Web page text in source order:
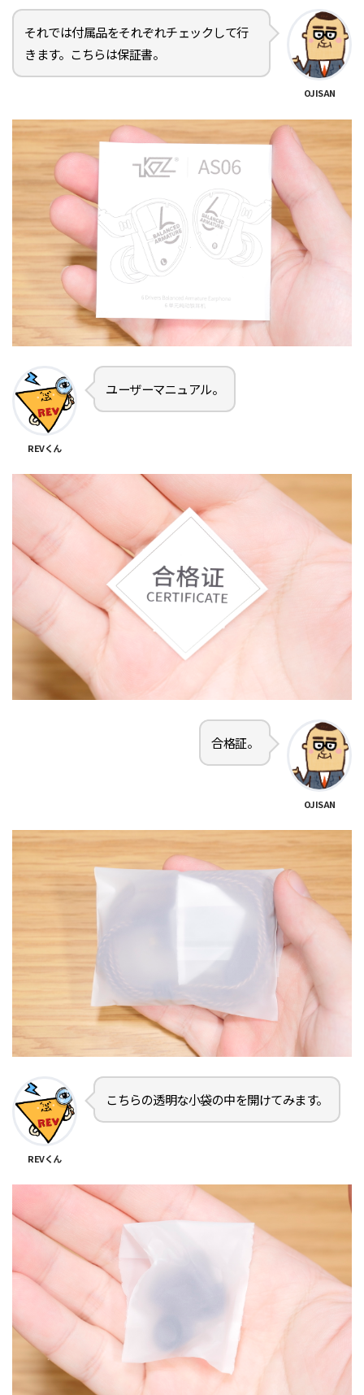
それでは付属品をそれぞれチェックして行
きます。こちらは保証書。
OJISAN
REVくん
ユーザーマニュアル。
合格証。
OJISAN
REVくん
こちらの透明な小袋の中を開けてみます。